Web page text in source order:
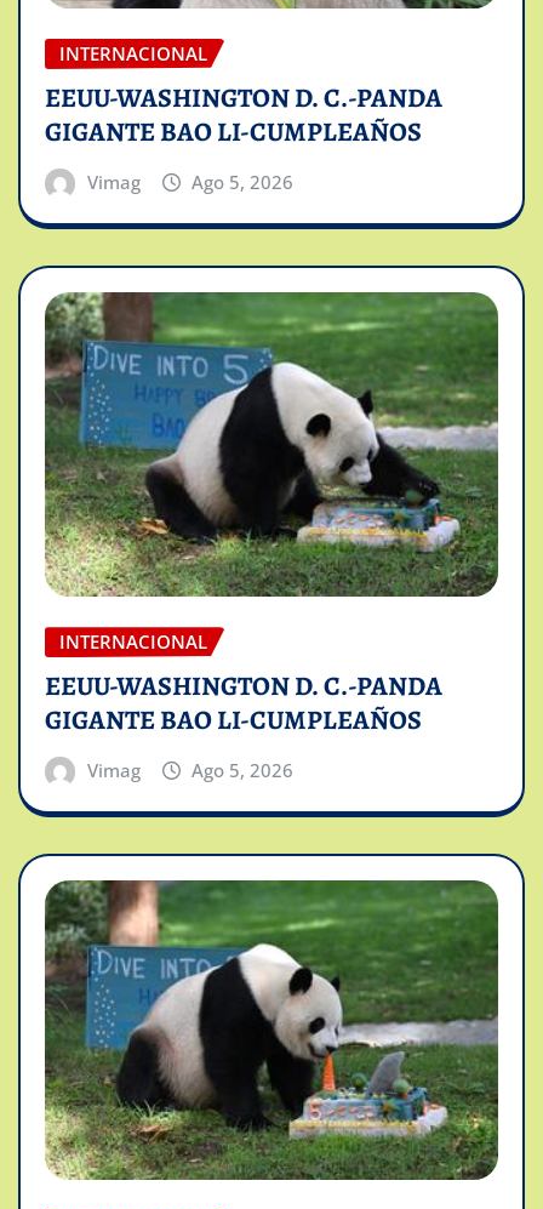
INTERNACIONAL
EEUU-WASHINGTON D. C.-PANDA
GIGANTE BAO LI-CUMPLEAÑOS
Vimag Ago 5, 2026
INTERNACIONAL
EEUU-WASHINGTON D. C.-PANDA
GIGANTE BAO LI-CUMPLEAÑOS
Vimag Ago 5, 2026